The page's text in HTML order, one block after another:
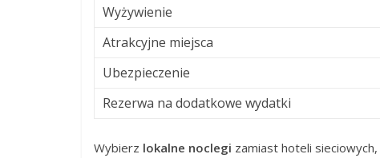
Wyżywienie
Atrakcyjne miejsca
Ubezpieczenie
Rezerwa na dodatkowe wydatki
Wybierz lokalne noclegi zamiast hoteli